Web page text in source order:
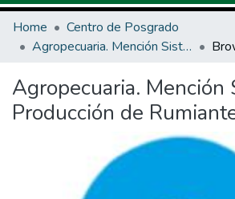
Communities & Collections
All of DSpace
Manuales
Home
Centro de Posgrado
Agropecuaria. Mención Sistemas de Producción de Rumiantes
Agropecuaria. Mención
Producción de